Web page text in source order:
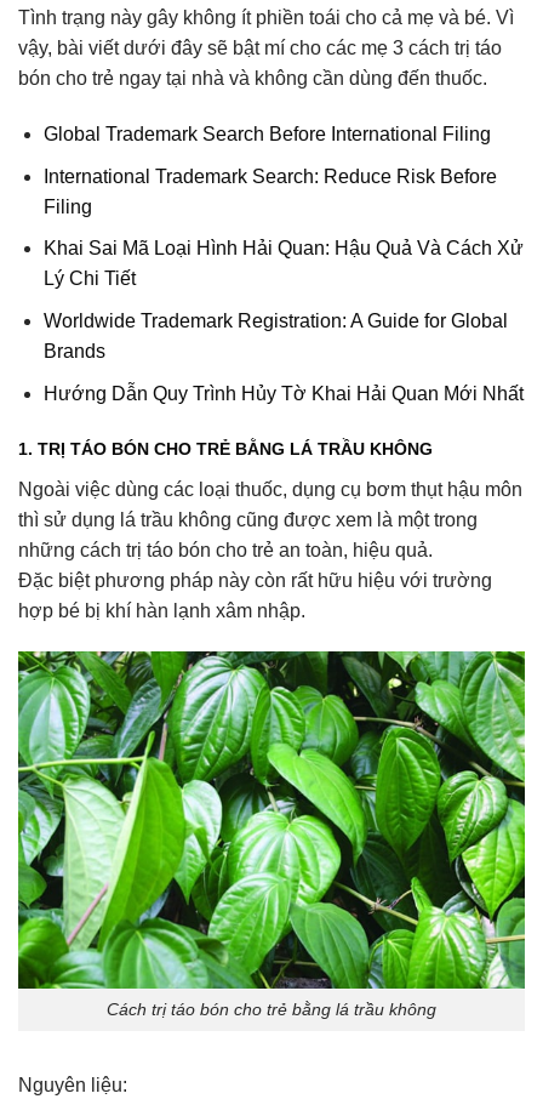
Tình trạng này gây không ít phiền toái cho cả mẹ và bé. Vì
vậy, bài viết dưới đây sẽ bật mí cho các mẹ 3 cách trị táo
bón cho trẻ ngay tại nhà và không cần dùng đến thuốc.
Global Trademark Search Before International Filing
International Trademark Search: Reduce Risk Before
Filing
Khai Sai Mã Loại Hình Hải Quan: Hậu Quả Và Cách Xử
Lý Chi Tiết
Worldwide Trademark Registration: A Guide for Global
Brands
Hướng Dẫn Quy Trình Hủy Tờ Khai Hải Quan Mới Nhất
1. TRỊ TÁO BÓN CHO TRẺ BẰNG LÁ TRẦU KHÔNG
Ngoài việc dùng các loại thuốc, dụng cụ bơm thụt hậu môn
thì sử dụng lá trầu không cũng được xem là một trong
những cách trị táo bón cho trẻ an toàn, hiệu quả.
Đặc biệt phương pháp này còn rất hữu hiệu với trường
hợp bé bị khí hàn lạnh xâm nhập.
Cách trị táo bón cho trẻ bằng lá trầu không
Nguyên liệu: